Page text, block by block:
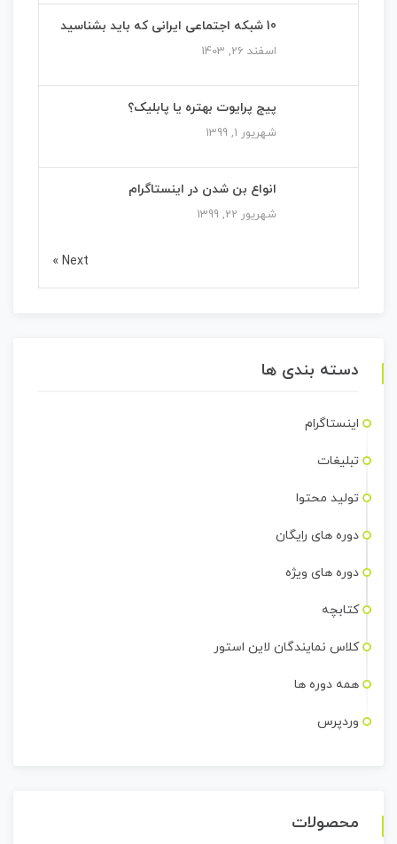
10 شبکه اجتماعی ایرانی که باید بشناسید
اسفند 26, 1403
پیج پرایوت بهتره یا پابلیک؟
شهریور 1, 1399
انواع بن شدن در اینستاگرام
شهریور 22, 1399
Next »
دسته بندی ها
اینستاگرام
تبلیغات
تولید محتوا
دوره های رایگان
دوره های ویژه
کتابچه
کلاس نمایندگان لاین استور
همه دوره ها
وردپرس
محصولات